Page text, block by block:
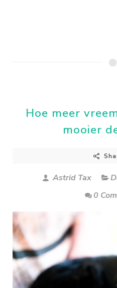
Hoe meer
mooier
Astrid Tax
0